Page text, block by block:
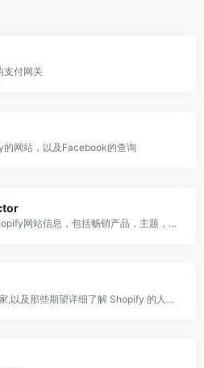
支付网关
网站，以及Facebook的查询
全面分析竞争对手的Shopify网站信息，包括畅销产品，主题，插件，新上产品
为商家、合作伙伴、专家,以及那些期望详细了解 Shopify 的人员提供了讨论论坛。